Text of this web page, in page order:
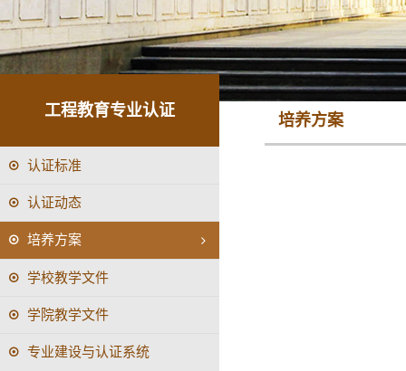
工程教育专业认证
认证标准
认证动态
培养方案
学校教学文件
学院教学文件
专业建设与认证系统
培养方案